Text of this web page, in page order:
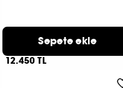
Helios™
12.450 TL
Sepete ekle